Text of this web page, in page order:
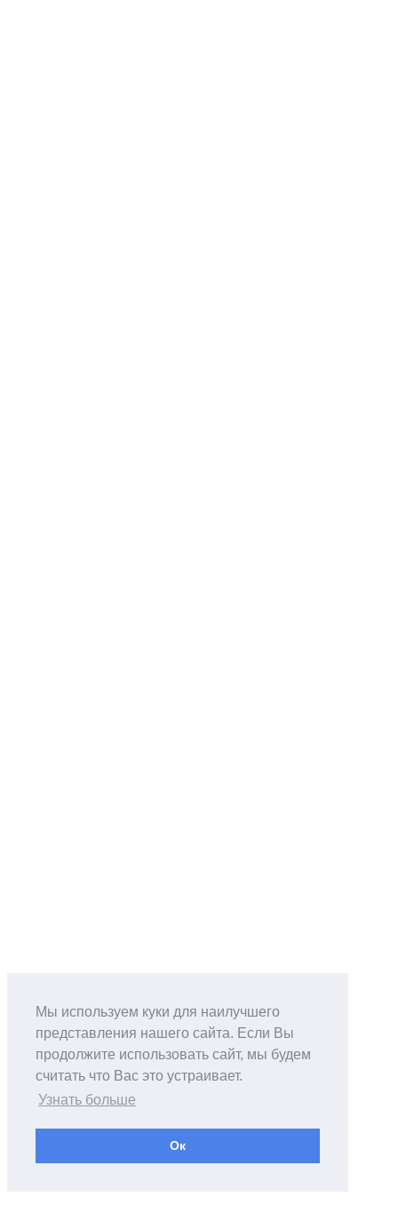
Мы используем куки для наилучшего
представления нашего сайта. Если Вы
продолжите использовать сайт, мы будем
считать что Вас это устраивает.
Узнать больше
Ок